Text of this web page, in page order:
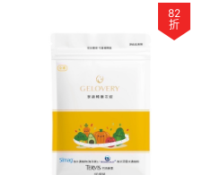
82
折